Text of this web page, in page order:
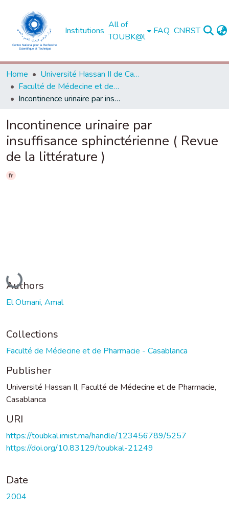
Institutions
All of
TOUBK@l
FAQ CNRST
Home
Université Hassan II de Casablanca
Faculté de Médecine et de Pharmacie - Casablanca
Incontinence urinaire par insuffisance sphinctérienne ( Revue de la littérature )
Incontinence urinaire par
insuffisance sphinctérienne ( Revue
de la littérature )
fr
Loading...
Authors
El Otmani, Amal
Collections
Faculté de Médecine et de Pharmacie - Casablanca
Publisher
Université Hassan II, Faculté de Médecine et de Pharmacie,
Casablanca
URI
https://toubkal.imist.ma/handle/123456789/5257
https://doi.org/10.83129/toubkal-21249
Date
2004